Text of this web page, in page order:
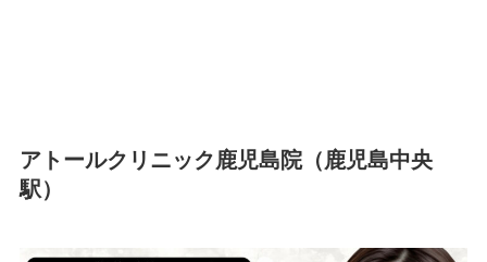
アトールクリニック鹿児島院（鹿児島中央
駅）